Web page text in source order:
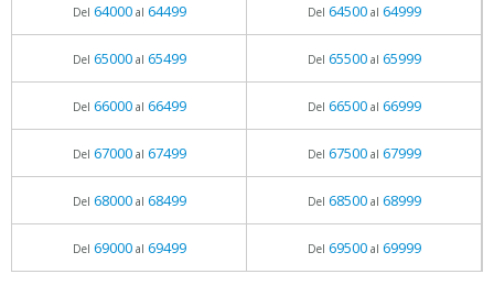
Del 64000al 64499 Del 64500al 64999
Del 65000al 65499 Del 65500al 65999
Del 66000al 66499 Del 66500al 66999
Del 67000al 67499 Del 67500al 67999
Del 68000al 68499 Del 68500al 68999
Del 69000al 69499 Del 69500al 69999